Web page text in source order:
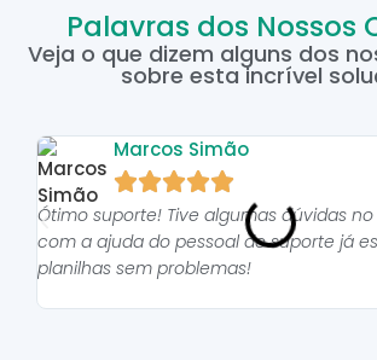
Palavras dos Nossos
Veja o que dizem alguns dos
sobre esta incrível
Marcos Simão

Ótimo suporte! Tive algumas dúvidas
com a ajuda do pessoal do suporte já
planilhas sem problemas!